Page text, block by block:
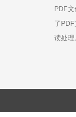
PDF
了
读处理